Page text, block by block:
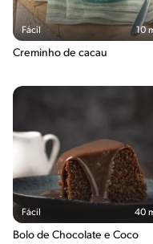
Fácil 10
Creminho de cacau
Fácil 40
Bolo de Chocolate e Coco